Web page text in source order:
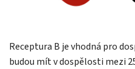
Receptura B je vhodná pro
budou mít v dospělosti mezi